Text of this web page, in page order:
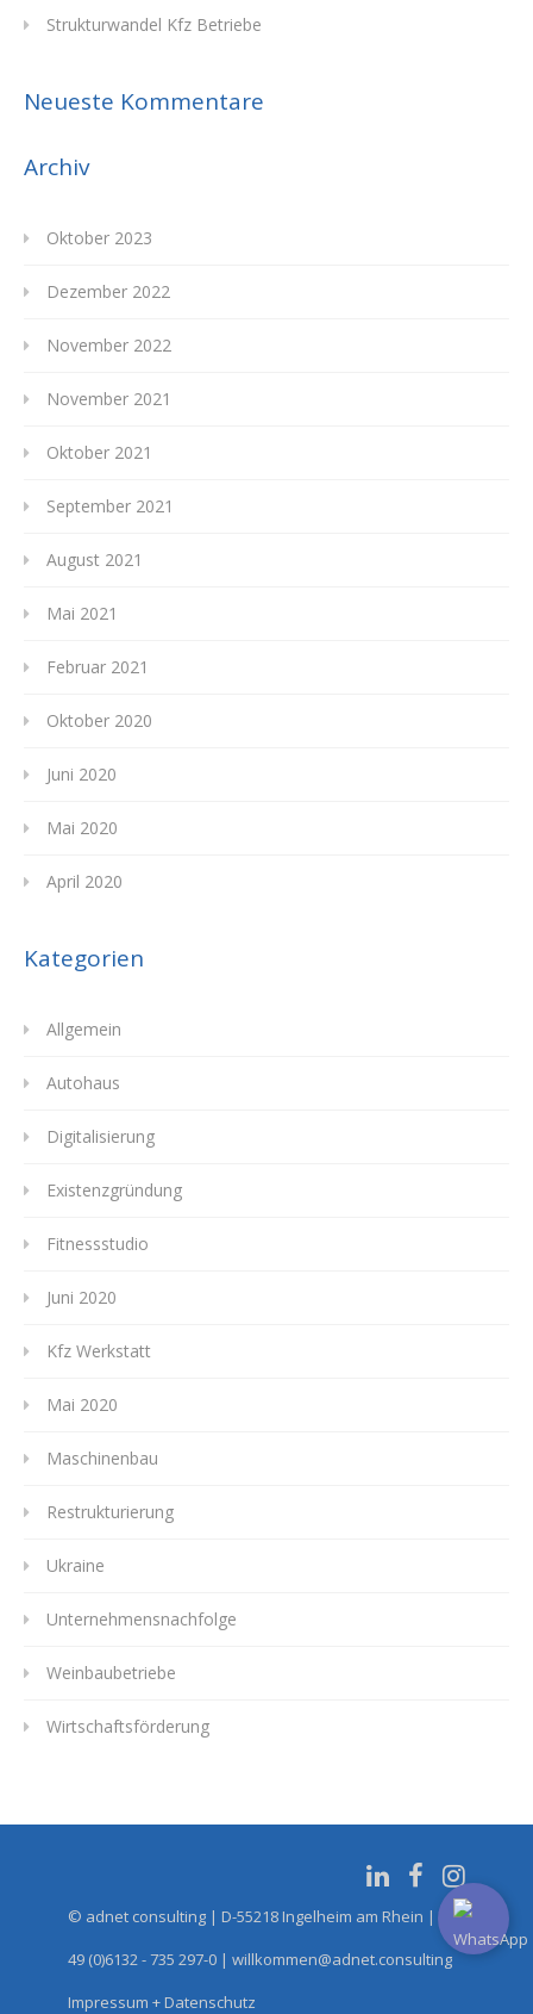
Strukturwandel Kfz Betriebe
Neueste Kommentare
Archiv
Oktober 2023
Dezember 2022
November 2022
November 2021
Oktober 2021
September 2021
August 2021
Mai 2021
Februar 2021
Oktober 2020
Juni 2020
Mai 2020
April 2020
Kategorien
Allgemein
Autohaus
Digitalisierung
Existenzgründung
Fitnessstudio
Juni 2020
Kfz Werkstatt
Mai 2020
Maschinenbau
Restrukturierung
Ukraine
Unternehmensnachfolge
Weinbaubetriebe
Wirtschaftsförderung
© adnet consulting | D-55218 Ingelheim am Rhein | Tel.:
49 (0)6132 - 735 297-0 | willkommen@adnet.consulting
Impressum + Datenschutz